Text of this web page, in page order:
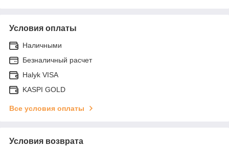
Условия оплаты
Наличными
Безналичный расчет
Halyk VISA
KASPI GOLD
Все условия оплаты
Условия возврата